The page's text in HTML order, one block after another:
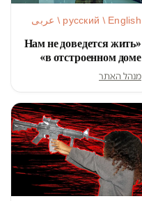
русский / English / عربى
«Нам не доведется жить
в отстроенном доме»
מנהל האתר